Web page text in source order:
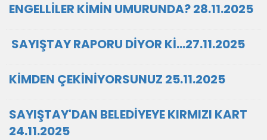
ENGELLİLER KİMİN UMURUNDA? 28.11.2025
SAYIŞTAY RAPORU DİYOR Kİ…27.11.2025
KİMDEN ÇEKİNİYORSUNUZ 25.11.2025
SAYIŞTAY'DAN BELEDİYEYE KIRMIZI KART
24.11.2025